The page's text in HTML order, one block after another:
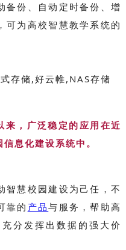
备份、自动定时备份、增
可为高校智慧教学系统的
来，广泛稳定的应用在近
息化建设系统中。
智慧校园建设为己任，不
靠的 产品与服务，帮助高
分发挥出数据的强大价